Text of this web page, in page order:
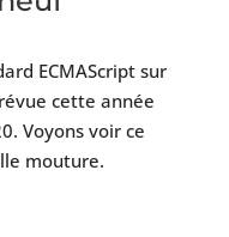
ECMAScript sur
cette année
Voyons voir ce
mouture.